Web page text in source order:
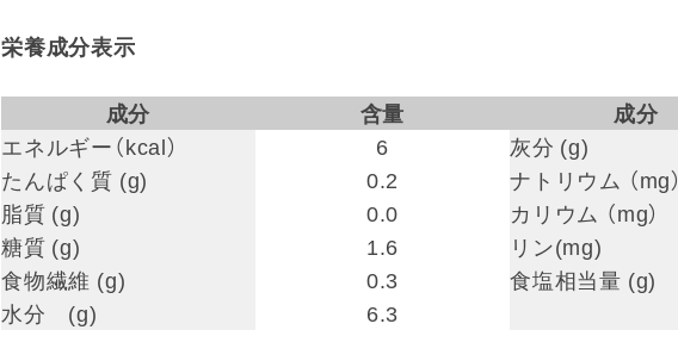
栄養成分表示
成分
含量 成分
エネルギー（kcal）
6 灰分 (g)
たんぱく質 (g)
0.2 ナトリウム （mg）
脂質 (g)
0.0 カリウム （mg）
糖質 (g)
1.6 リン(mg)
食物繊維 (g)
0.3 食塩相当量 (g)
水分 (g)
6.3